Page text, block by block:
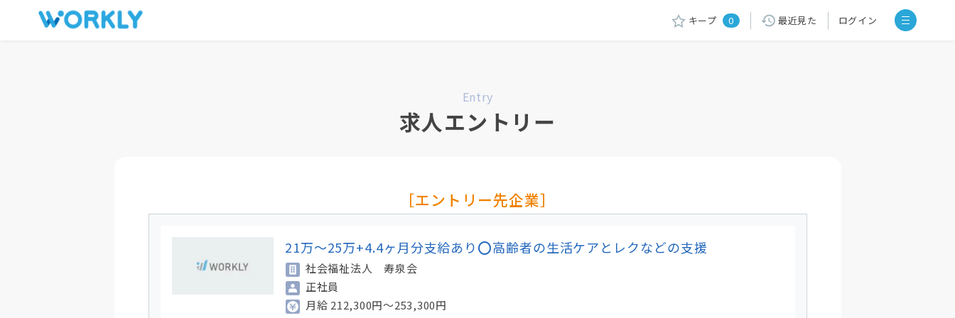
キープ 0 最近見た ログイン
Entry
求人エントリー
［エントリー先企業］
21万～25万+4.4ヶ月分支給あり⭕高齢者の生活ケアとレクなどの支援
社会福祉法人 寿泉会
正社員
月給 212,300円～253,300円